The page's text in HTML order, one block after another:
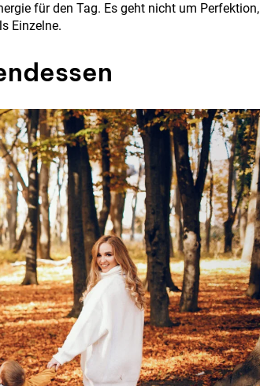
für den Tag. Es geht nicht um Perfektion,
Einzelne.